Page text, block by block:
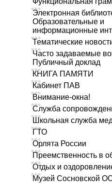
Электронная
Образовательные и
информационные
Тематические
Часто задаваемые
Публичный доклад
КНИГА ПАМЯТИ
Кабинет ПАВ
Внимание-окна!
Служба
Школьная служба
ГТО
Орлята России
Преемственность в
Отдых и
Музей Сосновской